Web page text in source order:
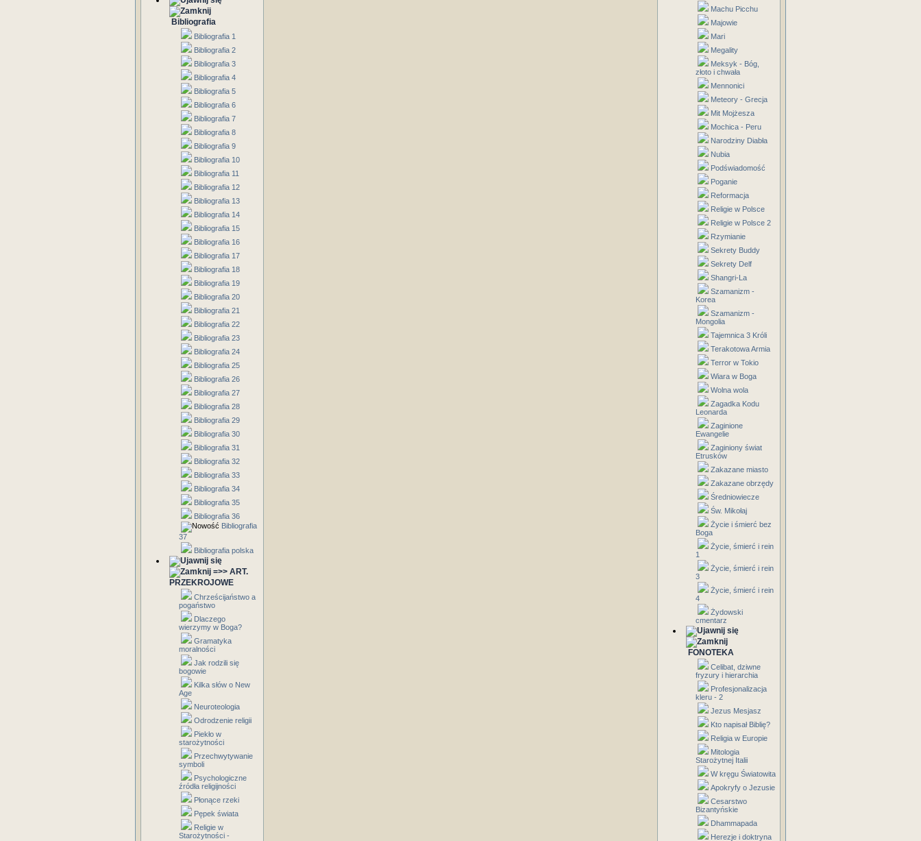
Bibliografia
Bibliografia 1
Bibliografia 2
Bibliografia 3
Bibliografia 4
Bibliografia 5
Bibliografia 6
Bibliografia 7
Bibliografia 8
Bibliografia 9
Bibliografia 10
Bibliografia 11
Bibliografia 12
Bibliografia 13
Bibliografia 14
Bibliografia 15
Bibliografia 16
Bibliografia 17
Bibliografia 18
Bibliografia 19
Bibliografia 20
Bibliografia 21
Bibliografia 22
Bibliografia 23
Bibliografia 24
Bibliografia 25
Bibliografia 26
Bibliografia 27
Bibliografia 28
Bibliografia 29
Bibliografia 30
Bibliografia 31
Bibliografia 32
Bibliografia 33
Bibliografia 34
Bibliografia 35
Bibliografia 36
Bibliografia
37
Bibliografia polska
=>> ART.
PRZEKROJOWE
Chrześcijaństwo a
pogaństwo
Dlaczego
wierzymy w Boga?
Gramatyka
moralności
Jak rodzili się
bogowie
Kilka słów o New
Age
Neuroteologia
Odrodzenie religii
Piekło w
starożytności
Przechwytywanie
symboli
Psychologiczne
źródła religijności
Płonące rzeki
Pępek świata
Religie w
Starożytności -
Machu Picchu
Majowie
Mari
Megality
Meksyk - Bóg,
złoto i chwała
Mennonici
Meteory - Grecja
Mit Mojżesza
Mochica - Peru
Narodziny Diabła
Nubia
Podświadomość
Poganie
Reformacja
Religie w Polsce
Religie w Polsce 2
Rzymianie
Sekrety Buddy
Sekrety Delf
Shangri-La
Szamanizm -
Korea
Szamanizm -
Mongolia
Tajemnica 3 Króli
Terakotowa Armia
Terror w Tokio
Wiara w Boga
Wolna wola
Zagadka Kodu
Leonarda
Zaginione
Ewangelie
Zaginiony świat
Etrusków
Zakazane miasto
Zakazane obrzędy
Średniowiecze
Św. Mikołaj
Życie i śmierć bez
Boga
Życie, śmierć i rein
1
Życie, śmierć i rein
3
Życie, śmierć i rein
4
Żydowski
cmentarz
FONOTEKA
Celibat, dziwne
fryzury i hierarchia
Profesjonalizacja
kleru - 2
Jezus Mesjasz
Kto napisał Biblię?
Religia w Europie
Mitologia
Starożytnej Italii
W kręgu Światowita
Apokryfy o Jezusie
Cesarstwo
Bizantyńskie
Dhammapada
Herezje i doktryna